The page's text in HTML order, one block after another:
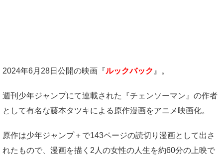
2024年6月28日公開の映画『ルックバック 』。
週刊少年ジャンプにて連載された『チェンソーマン』の作者
として有名な藤本タツキによる原作漫画をアニメ映画化。
原作は少年ジャンプ＋で143ページの読切り漫画として出さ
れたもので、漫画を描く2人の女性の人生を約60分の上映で